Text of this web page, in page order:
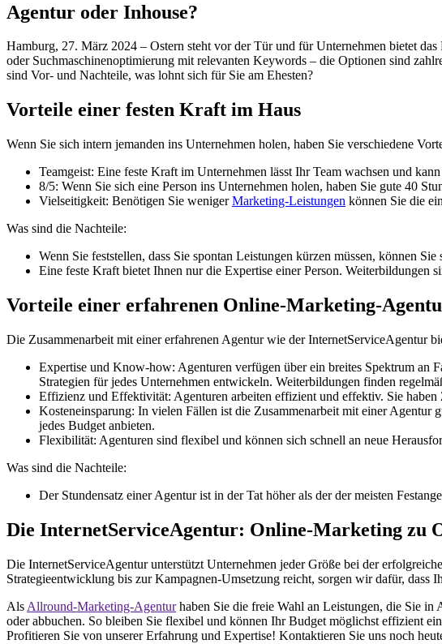
Agentur oder Inhouse?
Hamburg, 27. März 2024 – Ostern steht vor der Tür und für Unternehmen bietet
oder Suchmaschinenoptimierung mit relevanten Keywords – die Optionen sind
sind Vor- und Nachteile, was lohnt sich für Sie am Ehesten?
Vorteile einer festen Kraft im Haus
Wenn Sie sich intern jemanden ins Unternehmen holen, haben Sie verschiedene
Teamgeist: Eine feste Kraft im Unternehmen lässt Ihr Team wachsen und
8/5: Wenn Sie sich eine Person ins Unternehmen holen, haben Sie gute 40
Vielseitigkeit: Benötigen Sie wenigerMarketing-Leistungen können Sie die
Was sind die Nachteile:
Wenn Sie feststellen, dass Sie spontan Leistungen kürzen müssen, können
Eine feste Kraft bietet Ihnen nur die Expertise einer Person. Weiterbildungen
Vorteile einer erfahrenen Online-Marketing-
Die Zusammenarbeit mit einer erfahrenen Agentur wie der InternetServiceAgentur
Expertise und Know-how: Agenturen verfügen über ein breites Spektrum an
Strategien für jedes Unternehmen entwickeln. Weiterbildungen finden
Effizienz und Effektivität: Agenturen arbeiten effizient und effektiv. Sie
Kosteneinsparung: In vielen Fällen ist die Zusammenarbeit mit einer Agentur
jedes Budget anbieten.
Flexibilität: Agenturen sind flexibel und können sich schnell an neue
Was sind die Nachteile:
Der Stundensatz einer Agentur ist in der Tat höher als der der meisten
Die InternetServiceAgentur: Online-Marketing zu
Die InternetServiceAgentur unterstützt Unternehmen jeder Größe bei der
Strategieentwicklung bis zur Kampagnen-Umsetzung reicht, sorgen wir dafür, dass
Als Allround-Marketing-Agenturhaben Sie die freie Wahl an Leistungen, die Sie in
oder abbuchen. So bleiben Sie flexibel und können Ihr Budget möglichst effizient
Profitieren Sie von unserer Erfahrung und Expertise! Kontaktieren Sie uns noch